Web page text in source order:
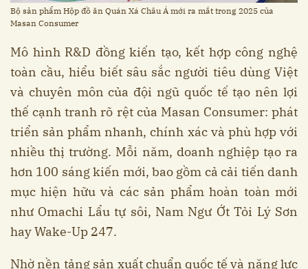
Bộ sản phẩm Hộp đồ ăn Quán Xá Châu Á mới ra mắt trong 2025 của
Masan Consumer
Mô hình R&D đồng kiến tạo, kết hợp công nghệ
toàn cầu, hiểu biết sâu sắc người tiêu dùng Việt
và chuyên môn của đội ngũ quốc tế tạo nên lợi
thế cạnh tranh rõ rệt của Masan Consumer: phát
triển sản phẩm nhanh, chính xác và phù hợp với
nhiều thị trường. Mỗi năm, doanh nghiệp tạo ra
hơn 100 sáng kiến mới, bao gồm cả cải tiến danh
mục hiện hữu và các sản phẩm hoàn toàn mới
như Omachi Lẩu tự sôi, Nam Ngư Ớt Tỏi Lý Sơn
hay Wake-Up 247.
Nhờ nền tảng sản xuất chuẩn quốc tế và năng lực